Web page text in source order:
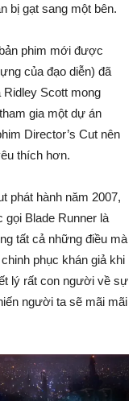
bị gạt sang một bên.
phim mới được
của đạo diễn) đã
Scott mong
gia một dự án
Director’s Cut nên
thích hơn.
phát hành năm 2007,
gọi Blade Runner là
tất cả những điều mà
phục khán giả khi
lý rất con người về sự
người ta sẽ mãi mãi